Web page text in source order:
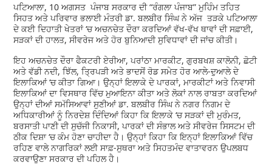
ਪਟਿਆਲਾ, 10 ਅਗਸਤ ਪੰਜਾਬ ਸਰਕਾਰ ਦੀ “ਰੰਗਲਾ ਪੰਜਾਬ” ਮੁਹਿੰਮ ਤਹਿਤ
ਸਿਹਤ ਅਤੇ ਪਰਿਵਾਰ ਭਲਾਈ ਮੰਤਰੀ ਡਾ. ਬਲਬੀਰ ਸਿੰਘ ਨੇ ਅੱਜ ਤੜਕੇ ਪਟਿਆਲਾ
ਦੇ ਕਈ ਦਿਹਾਤੀ ਖੇਤਰਾਂ ‘ਚ ਅਚਨਚੇਤ ਦੌਰਾ ਕਰਦਿਆਂ ਵੱਖ-ਵੱਖ ਥਾਵਾਂ ਦੀ ਸਫ਼ਾਈ,
ਸੜਕਾਂ ਦੀ ਹਾਲਤ, ਸੀਵਰੇਜ ਅਤੇ ਹੋਰ ਬੁਨਿਆਦੀ ਸੁਵਿਧਾਵਾਂ ਦੀ ਜਾਂਚ ਕੀਤੀ।
ਇਹ ਅਚਨਚੇਤ ਦੌਰਾ ਫੈਕਟਰੀ ਏਰੀਆ, ਪਰਾਂਠਾ ਮਾਰਕੀਟ, ਗੁਰਬਖਸ਼ ਕਾਲੋਨੀ, ਛੋਟੀ
ਅਤੇ ਵੱਡੀ ਨਦੀ, ਝਿੱਲ, ਤ੍ਰਿਪੜੀ ਅਤੇ ਭਾਦਸੋਂ ਰੋਡ ਸਮੇਤ ਹੋਰ ਆਲੇ-ਦੁਆਲੇ ਦੇ
ਇਲਾਕਿਆਂ ‘ਚ ਕੀਤਾ ਗਿਆ। ਉਨ੍ਹਾਂ ਇਲਾਕੇ ਦੇ ਪਾਰਕਾਂ, ਮਾਰਕੀਟਾਂ ਅਤੇ ਨਿਵਾਸੀ
ਇਲਾਕਿਆਂ ਦਾ ਵਿਸਥਾਰ ਵਿੱਚ ਮੁਆਇਨਾ ਕੀਤਾ ਅਤੇ ਲੋਕਾਂ ਨਾਲ ਰਾਬਤਾ ਕਰਦਿਆਂ
ਉਨ੍ਹਾਂ ਦੀਆਂ ਸਮੱਸਿਆਵਾਂ ਸੁਣੀਆਂ ਡਾ. ਬਲਬੀਰ ਸਿੰਘ ਨੇ ਨਗਰ ਨਿਗਮ ਦੇ
ਅਧਿਕਾਰੀਆਂ ਨੂੰ ਨਿਰਦੇਸ਼ ਦਿੰਦਿਆਂ ਕਿਹਾ ਕਿ ਇਲਾਕੇ ‘ਚ ਸੜਕਾਂ ਦੀ ਮੁਰੰਮਤ,
ਬਰਸਾਤੀ ਪਾਣੀ ਦੀ ਸੁਚੱਜੀ ਨਿਕਾਸੀ, ਪਾਰਕਾਂ ਦੀ ਸੰਭਾਲ ਅਤੇ ਸੀਵਰੇਜ ਸਿਸਟਮ ਦੀ
ਠੀਕ ਦਿਸ਼ਾ ‘ਚ ਕੰਮ ਹੋਣਾ ਚਾਹੀਦਾ ਹੈ। ਉਨ੍ਹਾਂ ਕਿਹਾ ਕਿ ਇਨ੍ਹਾਂ ਇਲਾਕਿਆਂ ਵਿੱਚ
ਰਹਿਣ ਵਾਲੇ ਨਾਗਰਿਕਾਂ ਲਈ ਸਾਫ਼-ਸੁਥਰਾ ਅਤੇ ਸਿਹਤਮੰਦ ਵਾਤਾਵਰਨ ਉਪਲਬਧ
ਕਰਵਾਉਣਾ ਸਰਕਾਰ ਦੀ ਪਹਿਲ ਹੈ।